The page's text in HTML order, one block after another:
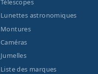
Télescopes
Lunettes astronomiques
Montures
Caméras
Jumelles
Liste des marques